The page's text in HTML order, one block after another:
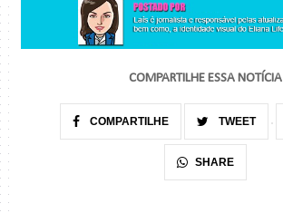
COMPARTILHE ESSA NOTÍCIA
COMPARTILHE TWEET
SHARE